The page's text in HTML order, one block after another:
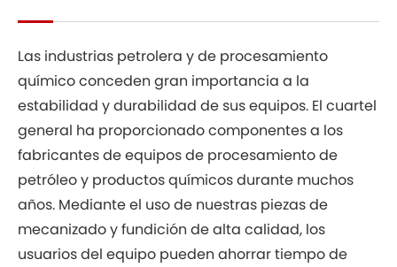
Las industrias petrolera y de procesamiento
químico conceden gran importancia a la
estabilidad y durabilidad de sus equipos. El cuartel
general ha proporcionado componentes a los
fabricantes de equipos de procesamiento de
petróleo y productos químicos durante muchos
años. Mediante el uso de nuestras piezas de
mecanizado y fundición de alta calidad, los
usuarios del equipo pueden ahorrar tiempo de